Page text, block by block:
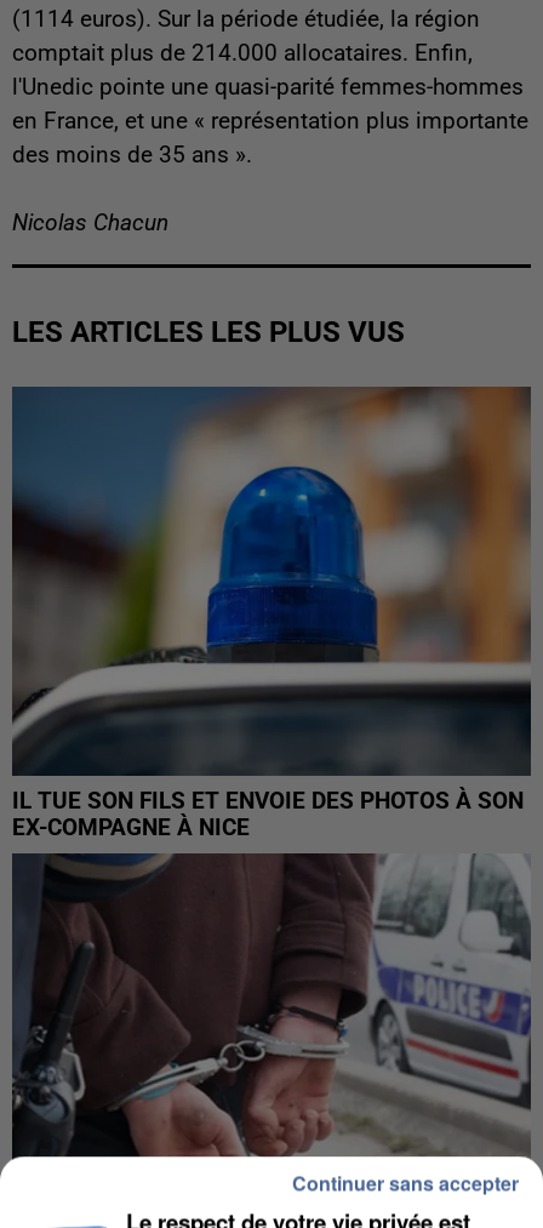
(1114 euros). Sur la période étudiée, la région
comptait plus de 214.000 allocataires. Enfin,
l'Unedic pointe une quasi-parité femmes-hommes
en France, et une « représentation plus importante
des moins de 35 ans ».
Nicolas Chacun
LES ARTICLES LES PLUS VUS
IL TUE SON FILS ET ENVOIE DES PHOTOS À SON
EX-COMPAGNE À NICE
Le respect de votre vie privée est
Continuer sans accepter